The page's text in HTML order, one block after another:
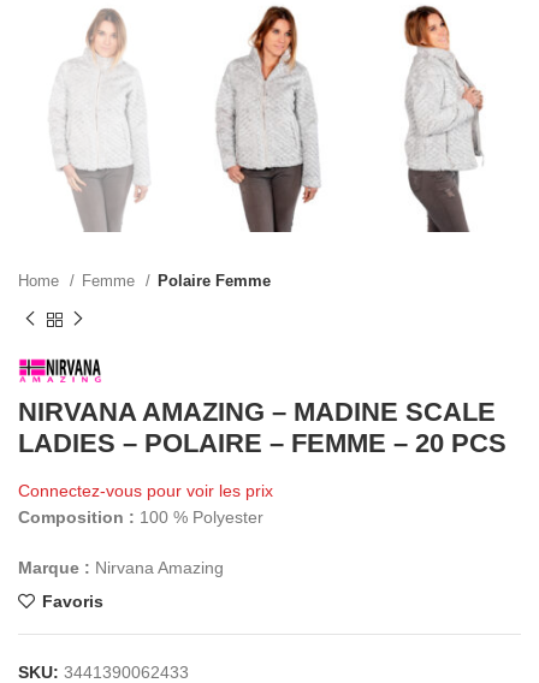
Home Femme Polaire Femme
NIRVANA AMAZING – MADINE SCALE
LADIES – POLAIRE – FEMME – 20 PCS
Connectez-vous pour voir les prix
Composition : 100 % Polyester
Marque : Nirvana Amazing
Favoris
SKU: 3441390062433